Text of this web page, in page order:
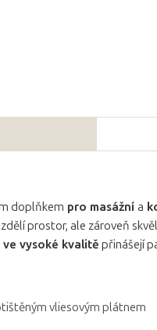
doplňkem pro masážní a
prostor, ale zároveň
vysoké kvalitě přinášejí
vliesovým plátnem